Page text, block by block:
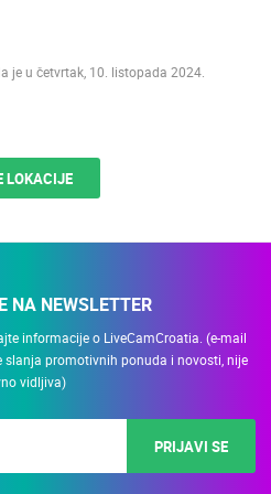
je u četvrtak, 10. listopada 2024.
LOKACIJE
NA NEWSLETTER
informacije o LiveCamCroatia. (e-mail
slanja promotivnih ponuda i novosti, nije
vidljiva)
PRIJAVI SE